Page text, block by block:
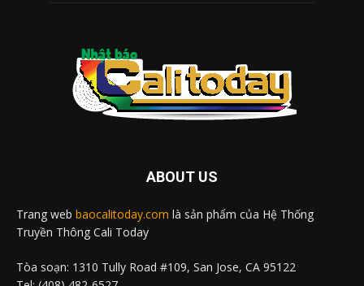
ABOUT US
Trang web baocalitoday.com là sản phẩm của Hệ Thống
Truyền Thông Cali Today
Tòa soạn: 1310 Tully Road #109, San Jose, CA 95122